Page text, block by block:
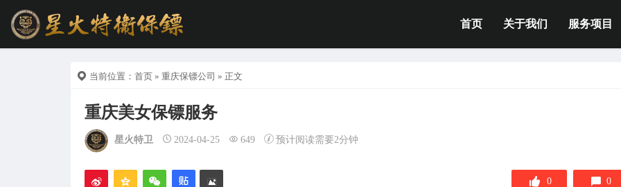
首页 关于我们 服务项目
当前位置： 首页 » 重庆保镖公司 » 正文
重庆美女保镖服务
星火特卫 2024-04-25 649 预计阅读需要2分钟
0 0